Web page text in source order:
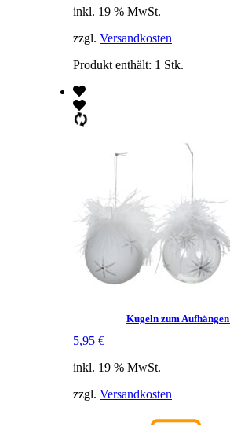
inkl. 19 % MwSt.
zzgl. Versandkosten
Produkt enthält: 1 Stk.
Kugeln zum
5,95 €
inkl. 19 % MwSt.
zzgl. Versandkosten